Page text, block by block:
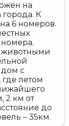
на
города. К
6 номеров.
животными
с
летом
2 км от
до
– 35км.